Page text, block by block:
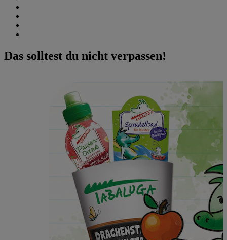
Das solltest du nicht verpassen!